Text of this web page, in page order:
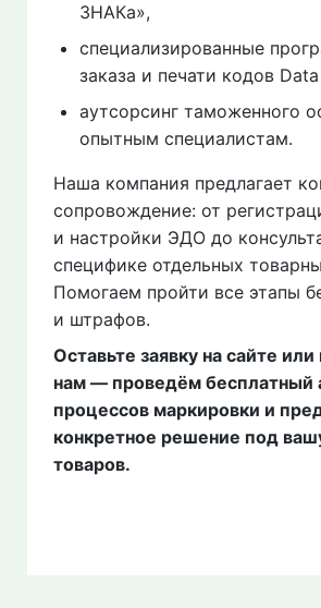
ЗНАКа»,
специализированные
заказа и печати кодов
аутсорсинг таможенного
опытным специалистам.
Наша компания предлагает
сопровождение: от
и настройки ЭДО до
специфике отдельных
Помогаем пройти все этапы
и штрафов.
Оставьте заявку на сайте или
нам — проведём бесплатный
процессов маркировки и
конкретное решение под
товаров.